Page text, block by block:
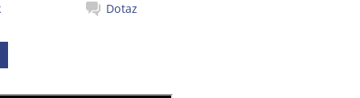
Dotaz